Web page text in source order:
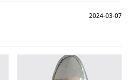
2024-03-07